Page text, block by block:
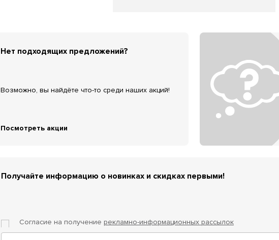
Нет подходящих предложений?
Возможно, вы найдёте что-то среди наших акций!
Посмотреть акции
Получайте информацию о новинках и скидках первыми!
Согласие на получение рекламно-информационных рассылок